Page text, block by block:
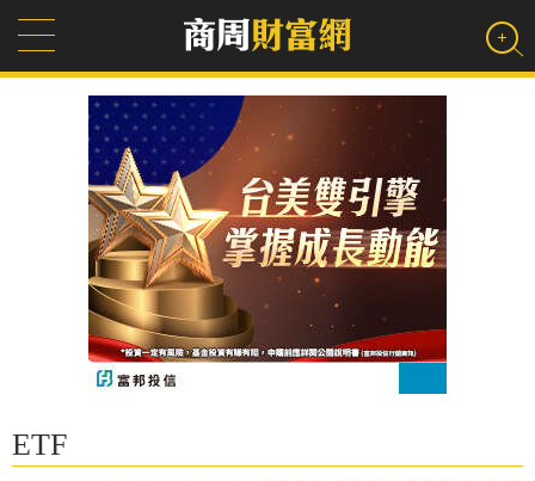
ETF